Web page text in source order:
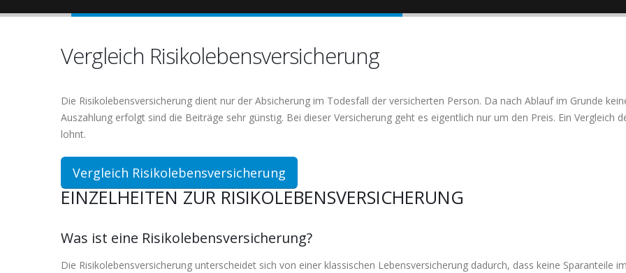
Vergleich Risikolebensversicherung
Die Risikolebensversicherung dient nur der Absicherung im Todesfall der versicherten Person. Da nach Ablauf im Grunde
Auszahlung erfolgt sind die Beiträge sehr günstig. Bei dieser Versicherung geht es eigentlich nur um den Preis. Ein Vergleich
lohnt.
Vergleich Risikolebensversicherung
EINZELHEITEN ZUR RISIKOLEBENSVERSICHERUNG
Was ist eine Risikolebensversicherung?
Die Risikolebensversicherung unterscheidet sich von einer klassischen Lebensversicherung dadurch, dass keine Sparanteile